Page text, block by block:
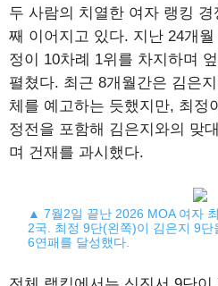
두 사람의 치열한 여자 랭킹
째 이어지고 있다. 지난 24개
정이 10차례 1위를 차지하며
펼쳤다. 최근 8개월간은 김은
체를 예고하는 듯했지만, 최정
정전을 포함해 김은지와의 맞
며 건재를 과시했다.
▲ 7월2일 끝난 2026 MOA 여자
2국. 최정 9단(왼쪽)이 김은지 9
6연패를 달성했다.